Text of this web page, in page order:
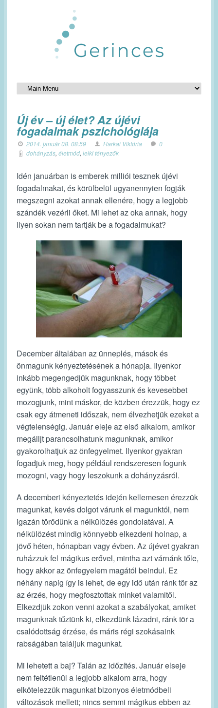
Új év – új élet? Az újévi
fogadalmak pszichológiája
2014. január 08. 08:59 Harkai Viktória
0
dohányzás, életmód, lelki tényezők
Idén januárban is emberek milliói tesznek újévi
fogadalmakat, és körülbelül ugyanennyien fogják
megszegni azokat annak ellenére, hogy a legjobb
szándék vezérli őket. Mi lehet az oka annak, hogy
ilyen sokan nem tartják be a fogadalmukat?
December általában az ünneplés, mások és
önmagunk kényeztetésének a hónapja. Ilyenkor
inkább megengedjük magunknak, hogy többet
együnk, több alkoholt fogyasszunk és kevesebbet
mozogjunk, mint máskor, de közben érezzük, hogy ez
csak egy átmeneti időszak, nem élvezhetjük ezeket a
végtelenségig. Január eleje az első alkalom, amikor
megálljt parancsolhatunk magunknak, amikor
gyakorolhatjuk az önfegyelmet. Ilyenkor gyakran
fogadjuk meg, hogy például rendszeresen fogunk
mozogni, vagy hogy leszokunk a dohányzásról.
A decemberi kényeztetés idején kellemesen érezzük
magunkat, kevés dolgot várunk el magunktól, nem
igazán törődünk a nélkülözés gondolatával. A
nélkülözést mindig könnyebb elkezdeni holnap, a
jövő héten, hónapban vagy évben. Az újévet gyakran
ruházzuk fel mágikus erővel, mintha azt várnánk tőle,
hogy akkor az önfegyelem magától beindul. Ez
néhány napig így is lehet, de egy idő után ránk tör az
az érzés, hogy megfosztottak minket valamitől.
Elkezdjük zokon venni azokat a szabályokat, amiket
magunknak tűztünk ki, elkezdünk lázadni, ránk tör a
csalódottság érzése, és máris régi szokásaink
rabságában találjuk magunkat.
Mi lehetett a baj? Talán az időzítés. Január elseje
nem feltétlenül a legjobb alkalom arra, hogy
elkötelezzük magunkat bizonyos életmódbeli
változások mellett; nincs semmi mágikus ebben az